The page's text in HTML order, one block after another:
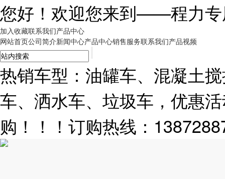
您好！欢迎您来到——程力
加入收藏联系我们产品中心
网站首页公司简介新闻中心产品中心销售服务联系我们产品视频
热销车型：油罐车、混凝土
车、洒水车、垃圾车，优惠
购！！！订购热线：